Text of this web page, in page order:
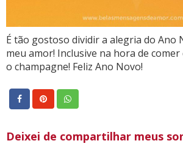
É tão gostoso dividir a alegria do Ano
meu amor! Inclusive na hora de
o champagne! Feliz Ano Novo!
Deixei de compartilhar meus